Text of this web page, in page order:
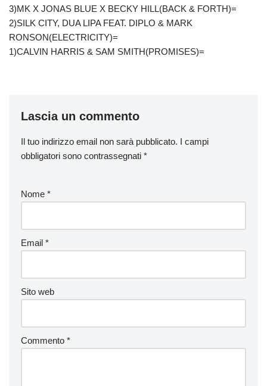
3)MK X JONAS BLUE X BECKY HILL(BACK & FORTH)=
2)SILK CITY, DUA LIPA FEAT. DIPLO & MARK
RONSON(ELECTRICITY)=
1)CALVIN HARRIS & SAM SMITH(PROMISES)=
Lascia un commento
Il tuo indirizzo email non sarà pubblicato. I campi
obbligatori sono contrassegnati *
Nome *
Email *
Sito web
Commento *